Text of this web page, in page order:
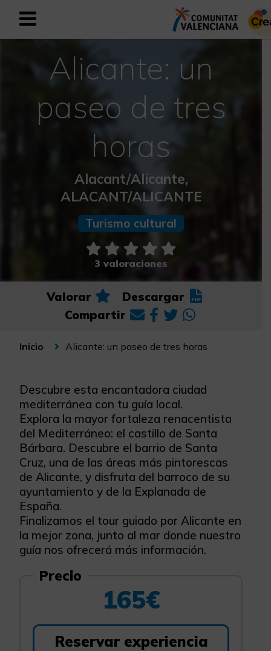
Registrarse como usuario
Registro empresarial
Mediterráneo Activo-Deportivo
Mediterráneo Cultural
Mediterráneo Natural-Rural
Experiencias en otoño
Experiencias Semana Santa
Alicante: un
paseo de tres
horas
Alacant/Alicante,
ALACANT/ALICANTE
Turismo cultural
3 valoraciones
Valorar
Descargar
Compartir
Inicio Alicante: un paseo de tres horas
Descubre esta encantadora ciudad
mediterránea con tu guía local.
Explora la mayor fortaleza renacentista
del Mediterráneo: el castillo de Santa
Bárbara. Descubre el barrio de Santa
Cruz, una de las áreas más pintorescas
de Alicante, y disfruta del barroco de su
ayuntamiento y de la Explanada de
España.
Finalizamos el tour guiado por Alicante en
la mejor zona, junto al mar donde nuestro
guía nos ofrecerá más información.
Precio
165€
Reservar experiencia